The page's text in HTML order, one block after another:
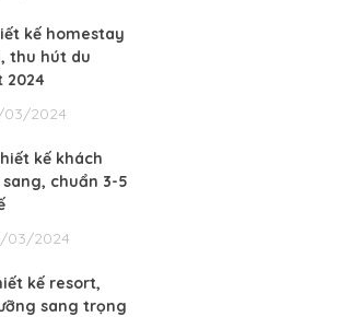
kế homestay
thu hút du
2024
03/2024
kế khách
chuẩn 3-5
03/2024
kế resort,
sang trọng